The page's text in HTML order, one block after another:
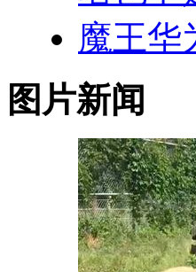
魔王华
图片新闻